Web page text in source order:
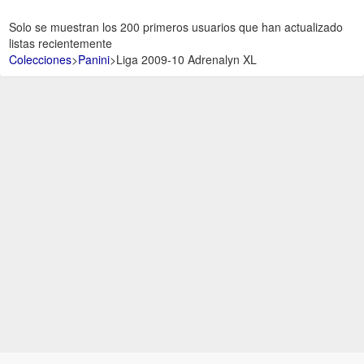
Solo se muestran los 200 primeros usuarios que han actualizado
listas recientemente
Colecciones>Panini>Liga 2009-10 Adrenalyn XL